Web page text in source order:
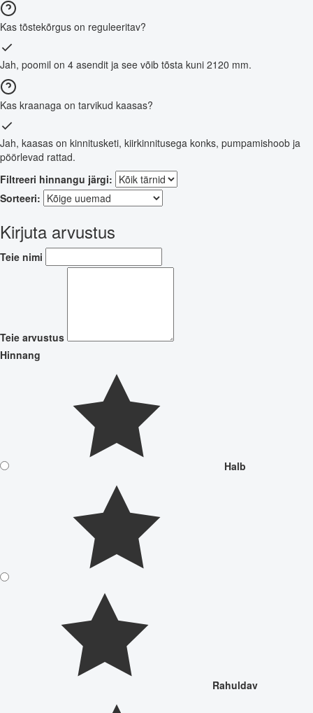
Kas tõstekõrgus on reguleeritav?
Jah, poomil on 4 asendit ja see võib tõsta kuni 2120 mm.
Kas kraanaga on tarvikud kaasas?
Jah, kaasas on kinnitusketi, kiirkinnitusega konks, pumpamishoob ja
pöörlevad rattad.
Filtreeri hinnangu järgi:
Sorteeri:
Kirjuta arvustus
Teie nimi
Teie arvustus
Hinnang
Halb
Rahuldav